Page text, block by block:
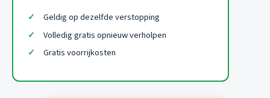
Geldig op dezelfde verstopping
Volledig gratis opnieuw verholpen
Gratis voorrijkosten